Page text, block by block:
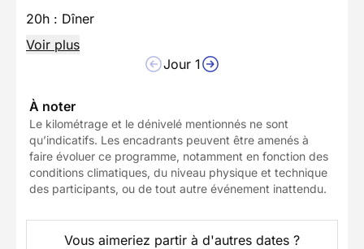
20h : Dîner
Voir plus
Jour 1
À noter
Le kilométrage et le dénivelé mentionnés ne sont
qu’indicatifs. Les encadrants peuvent être amenés à
faire évoluer ce programme, notamment en fonction des
conditions climatiques, du niveau physique et technique
des participants, ou de tout autre événement inattendu.
Vous aimeriez partir à d'autres dates ?